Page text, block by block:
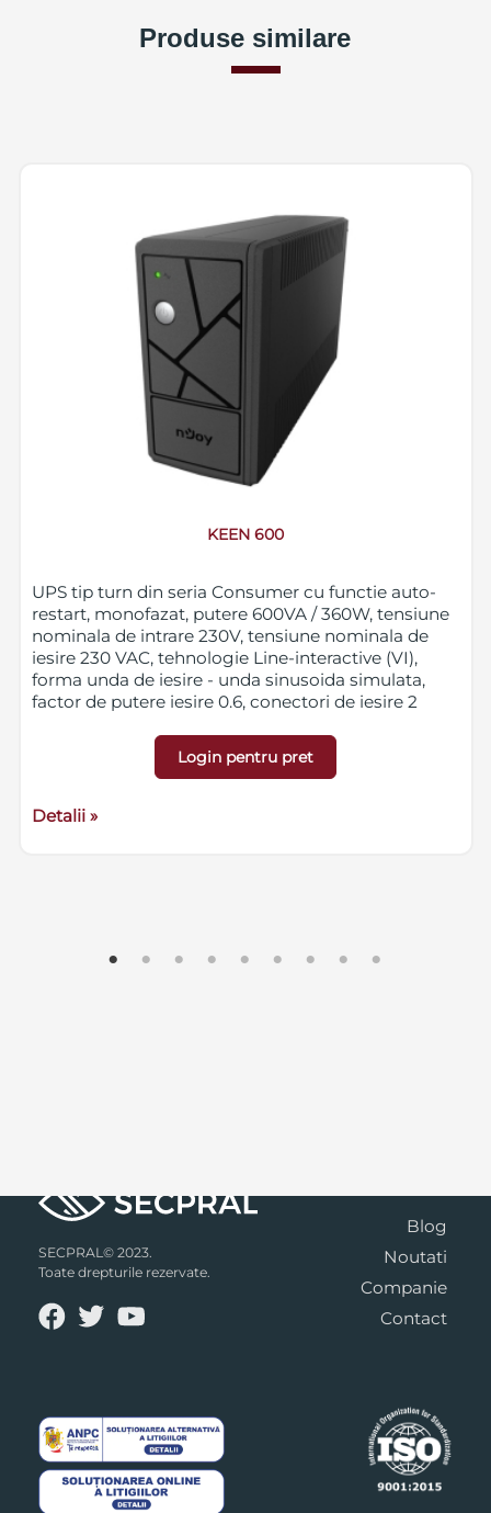
Produse similare
KEEN 600
UPS tip turn din seria Consumer cu functie auto-
restart, monofazat, putere 600VA / 360W, tensiune
nominala de intrare 230V, tensiune nominala de
iesire 230 VAC, tehnologie Line-interactive (VI),
forma unda de iesire - unda sinusoida simulata,
factor de putere iesire 0.6, conectori de iesire 2
<40dB, 1 baterie GP07122L instalata, dimensiuni
276 x 87 x 165 mm, greutate 4 kg.Garantie 36 luni
Login pentru pret
Detalii »
SECPRAL© 2023.
Toate drepturile rezervate.
Blog
Noutati
Companie
Contact